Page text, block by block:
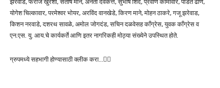
झरेवांड, फेरोज खुरेशी, संतोष माने, अनंता देवकत्ते, सुभाष शिंदे, प्रवीण कोमावार, पंडित ढोणे,
योगेश चिल्कावार, परमेश्वर भोयर, अरविंद वानखेडे, किरण माने, मोहन ठाकरे, गजू झरेवाड,
किशन नरवाडे, दशरथ सावळे, अमोल जोगदंड, सचिन दळवेसह काँग्रेस, युवक काँग्रेस व
एन.एस. यु. आय.चे कार्यकर्ते आणि इतर नागरिकही मोठ्या संख्येने उपस्थित होते.
ग्रुपमध्ये सहभागी होण्यासाठी क्लीक करा…👆🏻